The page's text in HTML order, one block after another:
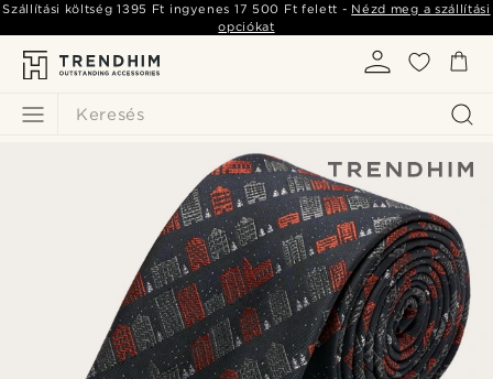
Keresés
Szállítási költség1395 Ft ingyenes 17 500 Ft felett - Nézd meg a szállítási
opciókat